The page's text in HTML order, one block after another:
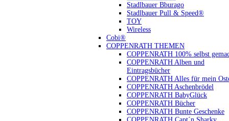
Stadlbauer Bburago
Stadlbauer Pull & Speed®
TOY
Wireless
Cobi®
COPPENRATH THEMEN
COPPENRATH 100% selbst
COPPENRATH Alben und
Eintragsbücher
COPPENRATH Alles für mein
COPPENRATH Aschenbrödel
COPPENRATH BabyGlück
COPPENRATH Bücher
COPPENRATH Bunte Geschenke